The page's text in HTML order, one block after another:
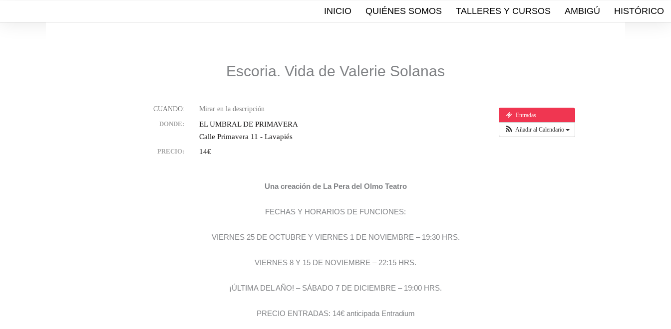
INICIO QUIÉNES SOMOS TALLERES Y CURSOS AMBIGÚ HISTÓRICO
Escoria. Vida de Valerie Solanas
Entradas
Añadir al Calendario
DONDE:
EL UMBRAL DE PRIMAVERA
Calle Primavera 11 - Lavapiés
PRECIO: 14€
Una creación de La Pera del Olmo Teatro
FECHAS Y HORARIOS DE FUNCIONES:
VIERNES 25 DE OCTUBRE Y VIERNES 1 DE NOVIEMBRE – 19:30 HRS.
VIERNES 8 Y 15 DE NOVIEMBRE – 22:15 HRS.
¡ÚLTIMA DEL AÑO! – SÁBADO 7 DE DICIEMBRE – 19:00 HRS.
PRECIO ENTRADAS: 14€ anticipada Entradium